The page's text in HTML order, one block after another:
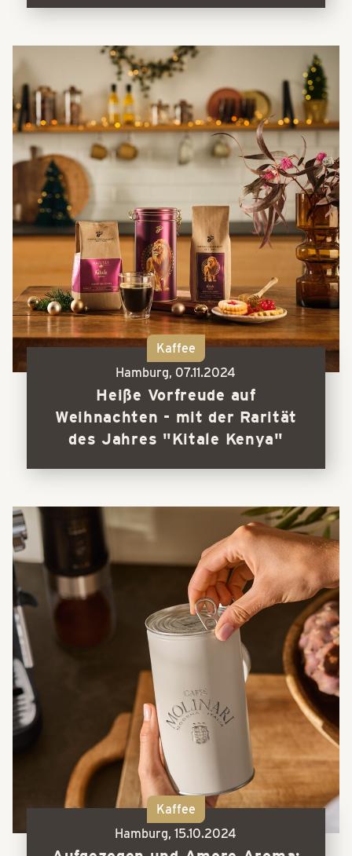
Kaffee
Hamburg, 07.11.2024
Heiße Vorfreude auf
Weihnachten - mit der Rarität
des Jahres "Kitale Kenya"
Kaffee
Hamburg,15.10.2024